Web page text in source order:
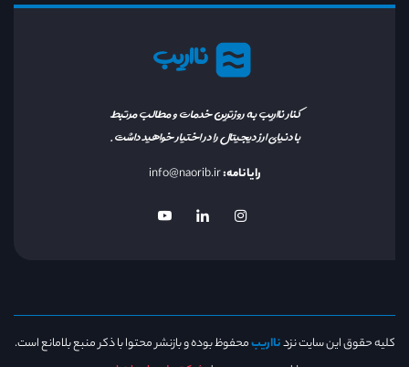
نااریب
کنار نااریب به روزترین خدمات و مطالب مرتبط
با دنیای ارز دیجیتال را در اختیار خواهید داشت.
رایانامه:info@naorib.ir
کلیه حقوق این سایت نزدنااریبمحفوظ بوده و بازنشر محتوا با ذکر منبع بلامانع است.